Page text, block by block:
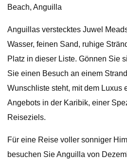
Beach, Anguilla
Anguillas verstecktes Juwel
Wasser, feinen Sand, ruhige
Platz in dieser Liste. Gönnen Sie
Sie einen Besuch an einem
Wunschliste steht, mit dem Luxus
Angebots in der Karibik, einer
Reiseziels.
Für eine Reise voller sonniger
besuchen Sie Anguilla von